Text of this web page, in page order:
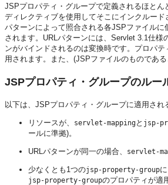
JSPプロパティ・グループで定義されるほと
ディレクティブを使用してそこにインクルー
パターンによって照合される各JSPファイル
されます。URLパターンには、Servlet 3.1仕様
ンがバインドされるのは変換時です。プロパ
用されます。また、(JSPファイルのものであ
JSPプロパティ・グループのルー
以下は、JSPプロパティ・グループに適用され
リソースが、 servlet-mappingと jsp-
ールに準拠)。
URLパターンが同一の場合、 servlet-
少なくとも1つのjsp-property-group
jsp-property-groupのプロパティが適